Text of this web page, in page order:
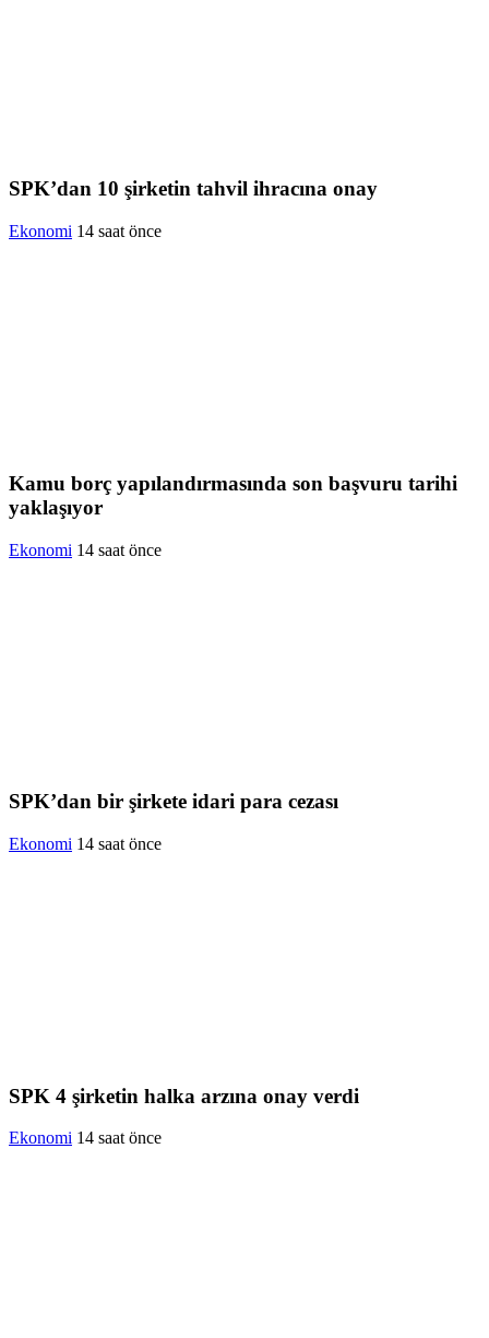
SPK’dan 10 şirketin tahvil ihracına onay
Ekonomi 14 saat önce
Kamu borç yapılandırmasında son başvuru tarihi
yaklaşıyor
Ekonomi 14 saat önce
SPK’dan bir şirkete idari para cezası
Ekonomi 14 saat önce
SPK 4 şirketin halka arzına onay verdi
Ekonomi 14 saat önce